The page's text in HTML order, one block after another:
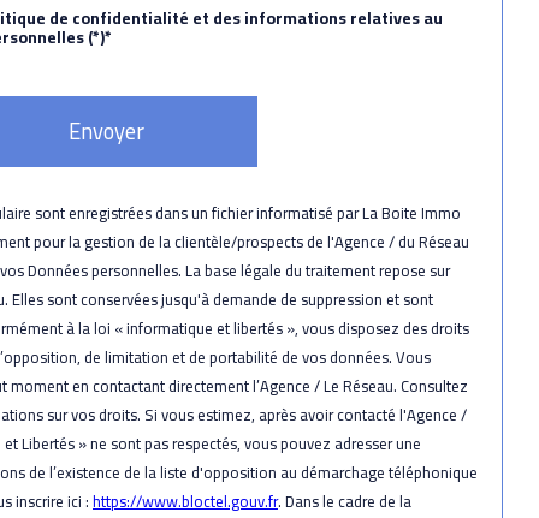
de confidentialité et des informations relatives au
(*)*
Envoyer
sont enregistrées dans un fichier informatisé par La Boite Immo
pour la gestion de la clientèle/prospects de l'Agence / du Réseau
Données personnelles. La base légale du traitement repose sur
sont conservées jusqu'à demande de suppression et sont
à la loi « informatique et libertés », vous disposez des droits
de limitation et de portabilité de vos données. Vous
en contactant directement l’Agence / Le Réseau. Consultez
sur vos droits. Si vous estimez, après avoir contacté l'Agence /
Libertés » ne sont pas respectés, vous pouvez adresser une
de l’existence de la liste d'opposition au démarchage téléphonique
inscrire ici :https://www.bloctel.gouv.fr. Dans le cadre de la